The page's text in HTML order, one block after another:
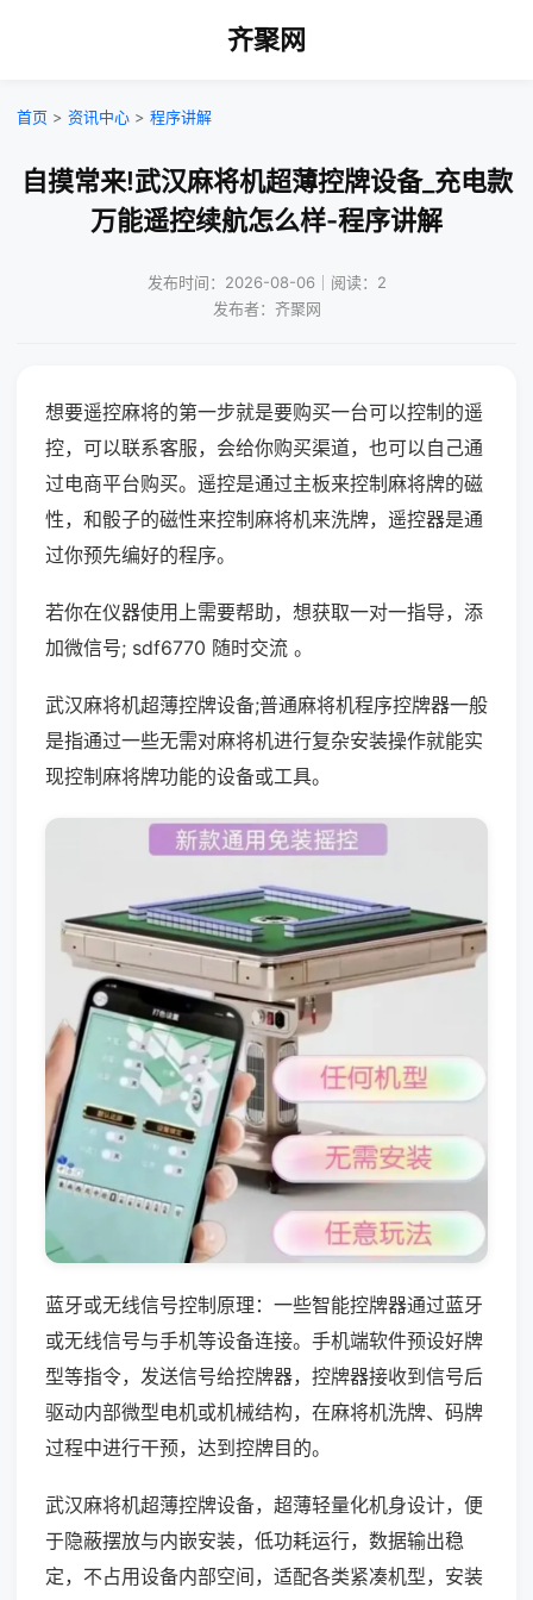
齐聚网
首页 > 资讯中心 > 程序讲解
自摸常来!武汉麻将机超薄控牌设备_充电款
万能遥控续航怎么样-程序讲解
发布时间：2026-08-06｜阅读：2
发布者：齐聚网
想要遥控麻将的第一步就是要购买一台可以控制的遥
控，可以联系客服，会给你购买渠道，也可以自己通
过电商平台购买。遥控是通过主板来控制麻将牌的磁
性，和骰子的磁性来控制麻将机来洗牌，遥控器是通
过你预先编好的程序。
若你在仪器使用上需要帮助，想获取一对一指导，添
加微信号; sdf6770 随时交流 。
武汉麻将机超薄控牌设备;普通麻将机程序控牌器一般
是指通过一些无需对麻将机进行复杂安装操作就能实
现控制麻将牌功能的设备或工具。
蓝牙或无线信号控制原理：一些智能控牌器通过蓝牙
或无线信号与手机等设备连接。手机端软件预设好牌
型等指令，发送信号给控牌器，控牌器接收到信号后
驱动内部微型电机或机械结构，在麻将机洗牌、码牌
过程中进行干预，达到控牌目的。
武汉麻将机超薄控牌设备，超薄轻量化机身设计，便
于隐蔽摆放与内嵌安装，低功耗运行，数据输出稳
定，不占用设备内部空间，适配各类紧凑机型，安装